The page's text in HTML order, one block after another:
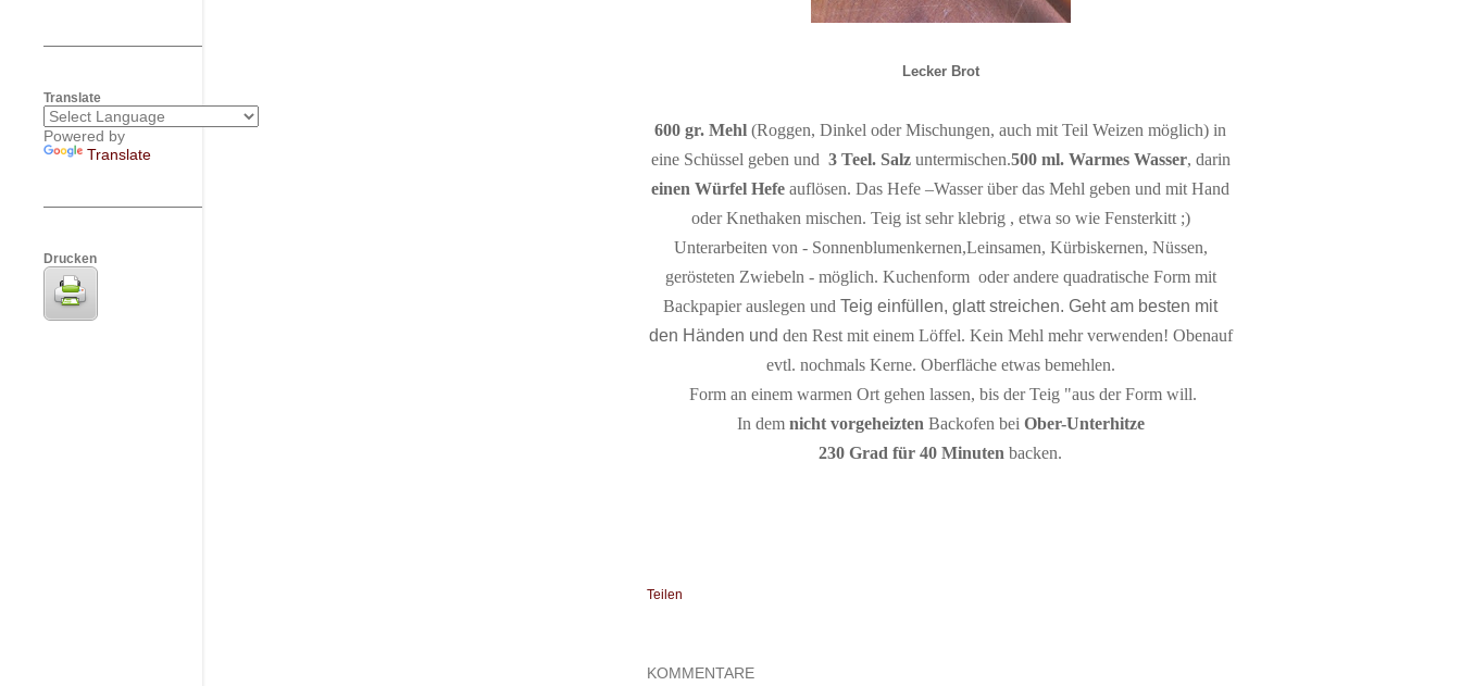
Lecker Brot
600 gr. Mehl (Roggen, Dinkel oder Mischungen, auch mit Teil Weizen möglich) in
eine Schüssel geben und 3 Teel. Salzuntermischen.500 ml. Warmes Wasser, darin
einen Würfel Hefe auflösen. Das Hefe –Wasser über das Mehl geben und mit Hand
oder Knethaken mischen. Teig ist sehr klebrig , etwa so wie Fensterkitt ;)
Unterarbeiten von - Sonnenblumenkernen,Leinsamen, Kürbiskernen, Nüssen,
gerösteten Zwiebeln - möglich. Kuchenform oder andere quadratische Form mit
Backpapierauslegen und Teig einfüllen, glatt streichen. Geht am besten mit
den Händen und den Rest mit einem Löffel. Kein Mehl mehr verwenden! Obenauf
evtl. nochmals Kerne. Oberfläche etwas bemehlen.
Form an einem warmen Ort gehen lassen, bis der Teig "aus der Form will.
In dem nicht vorgeheiztenBackofen bei Ober-Unterhitze
230 Grad für 40 Minuten backen.
Teilen
KOMMENTARE
Translate
Powered by
Translate
Drucken